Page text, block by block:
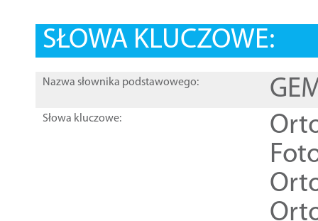
SŁOWA KLUCZOWE:
Nazwa słownika podstawowego:
Słowa kluczowe: